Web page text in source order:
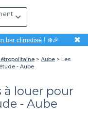
bar climatisé! ❄️🎉 ✖
Aube
Les
- Aube
à louer pour
- Aube